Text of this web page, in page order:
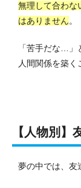
無理して合わな
はありません。
「苦手だな…」
人間関係を築く
【人物別】
夢の中では、友